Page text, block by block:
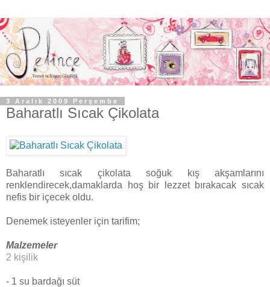
3 Aralık 2009 Perşembe
Baharatlı Sıcak Çikolata
Baharatlı sıcak çikolata soğuk kış akşamlarını
renklendirecek,damaklarda hoş bir lezzet bırakacak sıcak
nefis bir içecek oldu.
Denemek isteyenler için tarifim;
Malzemeler
2 kişilik
- 1 su bardağı süt